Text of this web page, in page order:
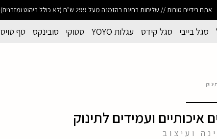
אתם בידיים טובות // שליחות בחינם בהזמנה מעל 299 ש"ח (לא כולל ריהוט ומזרנים)
סגל בייבי סגל קידס עגלות YOYO סטוקי סובינקס טף טויס
איכותיים ועמידים לתינוק
ועיצוב